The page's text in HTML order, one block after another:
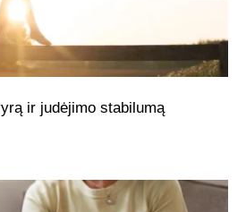
ir judėjimo stabilumą